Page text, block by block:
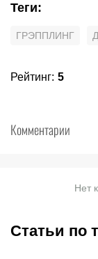
Теги:
ГРЭППЛИНГ
Рейтинг: 5
Комментарии
Нет
Статьи по